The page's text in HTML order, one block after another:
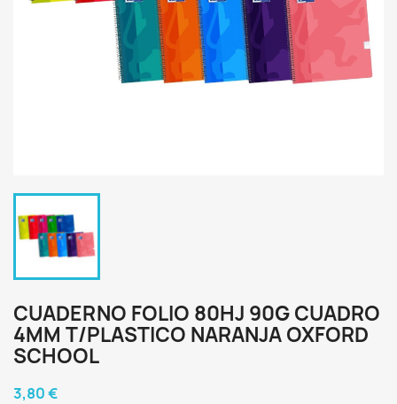
CUADERNO FOLIO 80HJ 90G CUADRO
4MM T/PLASTICO NARANJA OXFORD
SCHOOL
3,80 €